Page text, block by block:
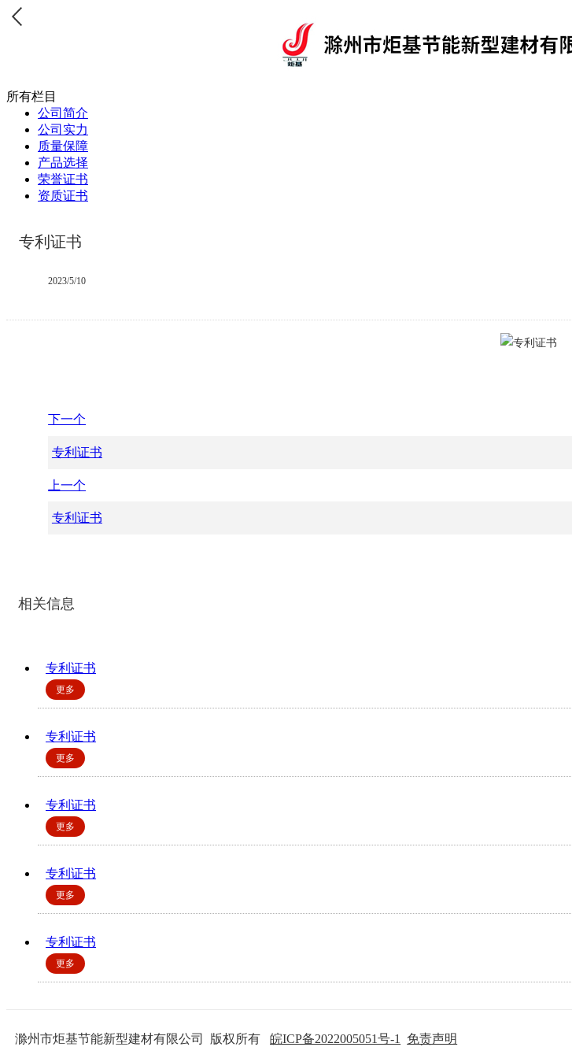
所有栏目
公司简介
公司实力
质量保障
产品选择
荣誉证书
资质证书
专利证书
2023/5/10
下一个
专利证书
上一个
专利证书
相关信息
专利证书
专利证书
专利证书
专利证书
专利证书
滁州市炬基节能新型建材有限公司 版权所有皖ICP备2022005051号-1 免责声明